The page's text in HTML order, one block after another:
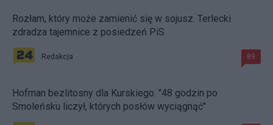
Rozłam, który może zamienić się w sojusz. Terlecki
zdradza tajemnice z posiedzeń PiS
Redakcja 89
Hofman bezlitosny dla Kurskiego. "48 godzin po
Smoleńsku liczył, których posłów wyciągnąć"